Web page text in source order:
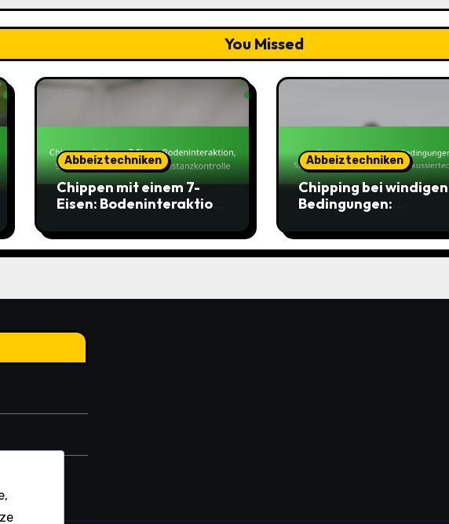
You Missed
Abbeiztechniken
Chippen mit einem 7-
Eisen: Bodeninteraktion,
, Distanzkontrolle
Abbeiztechniken
Chipping bei windigen
Bedingungen:
Griffdruck,
Fokussiertechniken